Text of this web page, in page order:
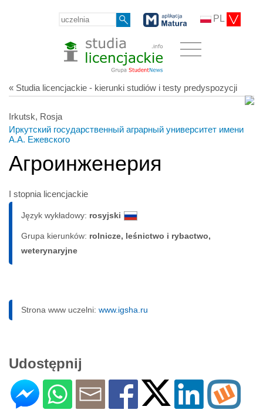
PL
« Studia licencjackie - kierunki studiów i testy predyspozycji
Irkutsk, Rosja
Иркутский государственный аграрный университет имени
А.А. Ежевского
Агроинженерия
I stopnia licencjackie
Język wykładowy: rosyjski
Grupa kierunków: rolnicze, leśnictwo i rybactwo,
weterynaryjne
Strona www uczelni: www.igsha.ru
Udostępnij